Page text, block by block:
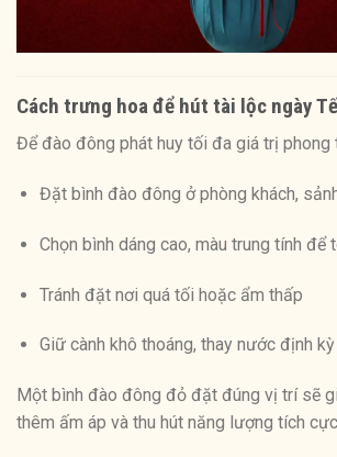
Cách trưng hoa để hút tài lộc ngày
Để đào đông phát huy tối đa giá trị phong
Đặt bình đào đông ở phòng khách,
Chọn bình dáng cao, màu trung tính để
Tránh đặt nơi quá tối hoặc ẩm thấp
Giữ cành khô thoáng, thay nước định
Một bình đào đông đỏ đặt đúng vị trí sẽ
thêm ấm áp và thu hút năng lượng tích